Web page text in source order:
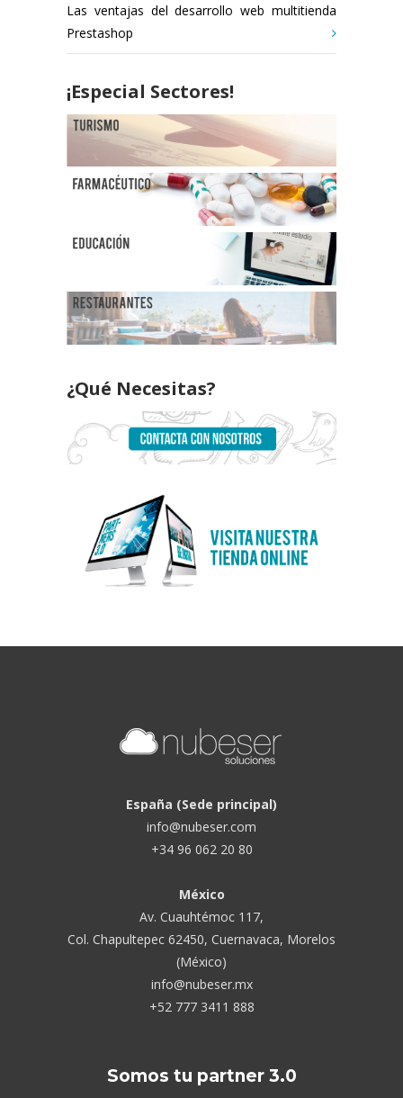
Las ventajas del desarrollo web multitienda
Prestashop
¡Especial Sectores!
¿Qué Necesitas?
España (Sede principal)
info@nubeser.com
+34 96 062 20 80
México
Av. Cuauhtémoc 117,
Col. Chapultepec 62450, Cuernavaca, Morelos
(México)
info@nubeser.mx
+52 777 3411 888
Somos tu partner 3.0